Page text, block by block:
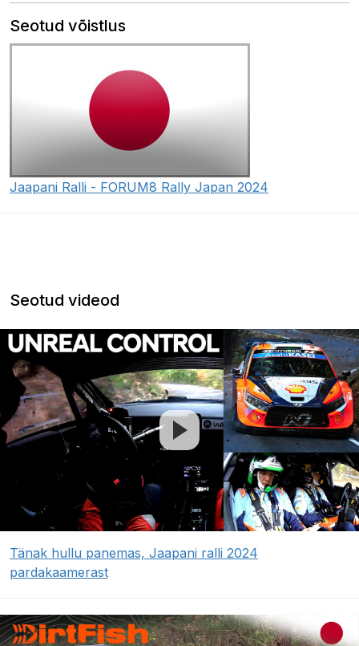
Seotud võistlus
Jaapani Ralli - FORUM8 Rally Japan 2024
Seotud videod
Tänak hullu panemas, Jaapani ralli 2024
pardakaamerast